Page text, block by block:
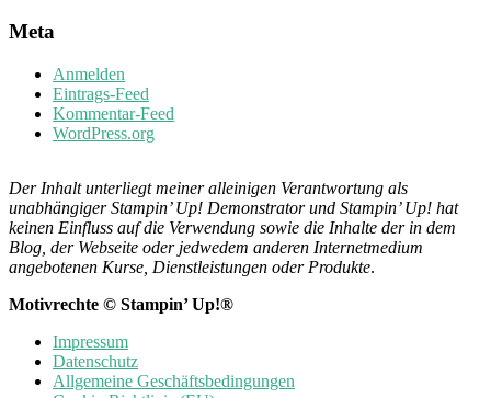
Meta
Anmelden
Eintrags-Feed
Kommentar-Feed
WordPress.org
Der Inhalt unterliegt meiner alleinigen Verantwortung als
unabhängiger Stampin’ Up! Demonstrator und Stampin’ Up! hat
keinen Einfluss auf die Verwendung sowie die Inhalte der in dem
Blog, der Webseite oder jedwedem anderen Internetmedium
angebotenen Kurse, Dienstleistungen oder Produkte.
Motivrechte © Stampin’ Up!®
Impressum
Datenschutz
Allgemeine Geschäftsbedingungen